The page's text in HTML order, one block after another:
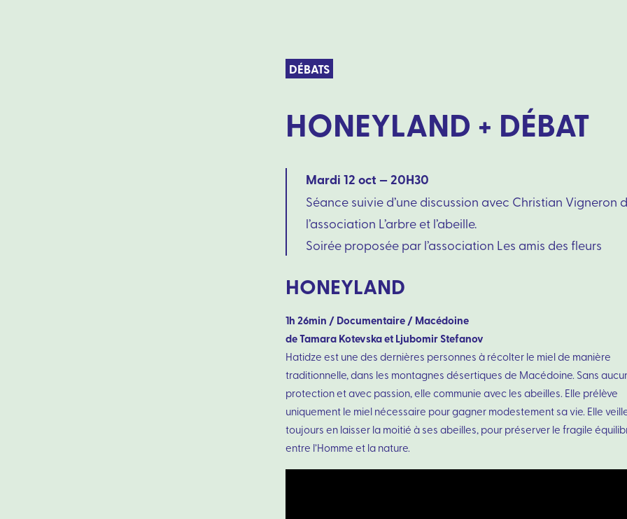
DÉBATS
HONEYLAND + DÉBAT
Mardi 12 oct — 20H30
Séance suivie d’une discussion avec Christian Vigneron
l’association L’arbre et l’abeille.
Soirée proposée par l’association Les amis des fleurs
HONEYLAND
1h 26min / Documentaire / Macédoine
de Tamara Kotevska et Ljubomir Stefanov
Hatidze est une des dernières personnes à récolter le miel de manière
traditionnelle, dans les montagnes désertiques de Macédoine. Sans
protection et avec passion, elle communie avec les abeilles. Elle prélève
uniquement le miel nécessaire pour gagner modestement sa vie. Elle
toujours en laisser la moitié à ses abeilles, pour préserver le fragile
entre l’Homme et la nature.